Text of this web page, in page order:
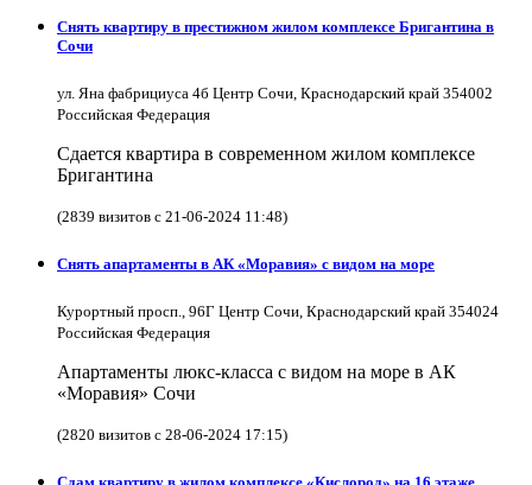
Снять квартиру в престижном жилом комплексе Бригантина в
Сочи
ул. Яна фабрициуса 4б Центр Сочи, Краснодарский край 354002
Российская Федерация
Сдается квартира в современном жилом комплексе
Бригантина
(2839 визитов с 21-06-2024 11:48)
Снять апартаменты в АК «Моравия» с видом на море
Курортный просп., 96Г Центр Сочи, Краснодарский край 354024
Российская Федерация
Апартаменты люкс-класса с видом на море в АК
«Моравия» Сочи
(2820 визитов с 28-06-2024 17:15)